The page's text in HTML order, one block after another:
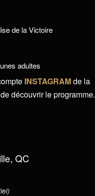
de la Victoire
adultes
INSTAGRAMde la
découvrir le programme.
QC